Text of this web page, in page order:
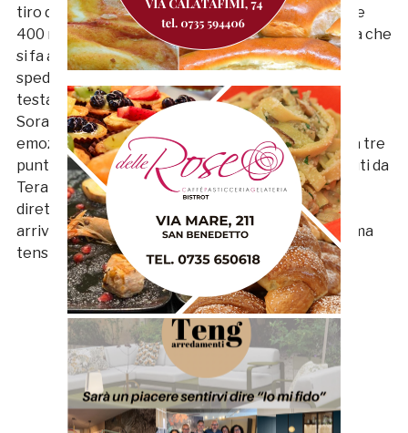
tiro dagli undici metri del fantasista laziale. Gli oltre
400 rossoblù giunti al Tomei fanno festa. Una gioia che
si fa ancora più rumorosa quando, al 33’, Gennari
spedisce la sfera in fondo al sacco con un colpo di
testa perentorio su cross dalla destra di Kerjota. Il
Sora è stordito e il match scivola via senza grandi
emozioni verso la conclusione. La Samb conquista tre
punti importanti che, in virtù dei passi falsi compiuti da
Teramo e Chieti, la spediscono a più quattro dalle
dirette inseguitrici. Domenica prossima al Riviera
arriva il Teramo per uno scontro diretto ad altissima
tensione.